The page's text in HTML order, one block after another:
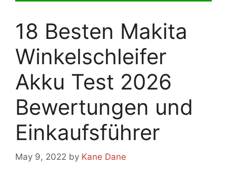
18 Besten Makita
Winkelschleifer
Akku Test 2026
Bewertungen und
Einkaufsführer
May 9, 2022 by Kane Dane